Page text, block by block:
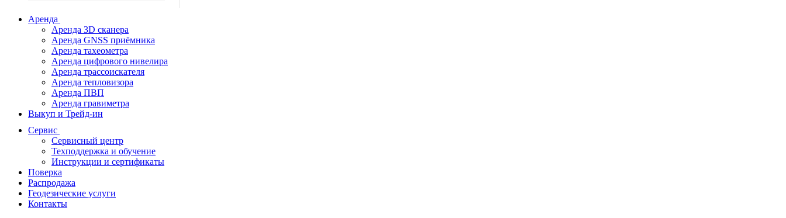
Аренда
Аренда 3D сканера
Аренда GNSS приёмника
Аренда тахеометра
Аренда цифрового нивелира
Аренда трассоискателя
Аренда тепловизора
Аренда ПВП
Аренда гравиметра
Выкуп и Трейд-ин
Сервис
Сервисный центр
Техподдержка и обучение
Инструкции и сертификаты
Поверка
Распродажа
Геодезические услуги
Контакты